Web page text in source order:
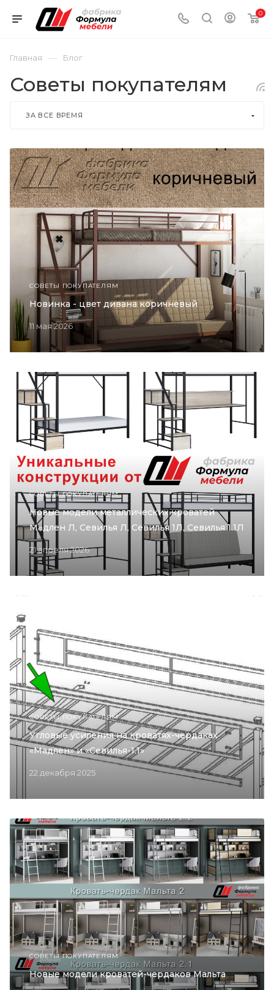
0
Главная — Блог
Советы покупателям
ЗА ВСЕ ВРЕМЯ
СОВЕТЫ ПОКУПАТЕЛЯМ
11 мая 2026
Новинка - цвет дивана коричневый
СОВЕТЫ ПОКУПАТЕЛЯМ
21 апреля 2026
Новые модели металлических кроватей
Мадлен Л, Севилья Л, Севилья 1Л, Севилья 1.1Л
СОВЕТЫ ПОКУПАТЕЛЯМ
22 декабря 2025
Угловые усиления на кроватях-чердаках
«Мадлен» и «Севилья-1.1»
СОВЕТЫ ПОКУПАТЕЛЯМ
Новые модели кроватей-чердаков Мальта